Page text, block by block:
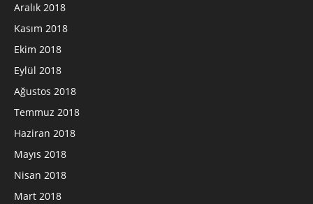
Aralık 2018
Kasım 2018
Ekim 2018
Eylül 2018
Ağustos 2018
Temmuz 2018
Haziran 2018
Mayıs 2018
Nisan 2018
Mart 2018